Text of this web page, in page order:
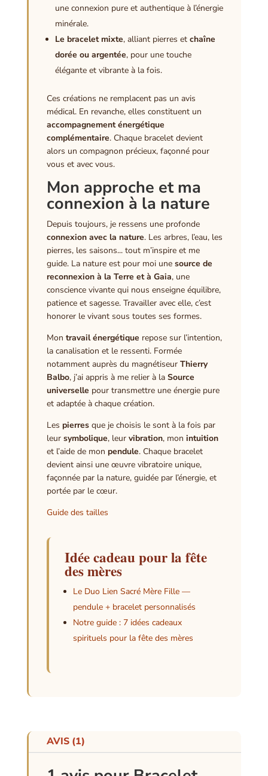
une connexion pure et authentique à l’énergie
minérale.
Le bracelet mixte, alliant pierres et chaîne
dorée ou argentée, pour une touche
élégante et vibrante à la fois.
Ces créations ne remplacent pas un avis
médical. En revanche, elles constituent un
accompagnement énergétique
complémentaire. Chaque bracelet devient
alors un compagnon précieux, façonné pour
vous et avec vous.
Mon approche et ma
connexion à la nature
Depuis toujours, je ressens une profonde
connexion avec la nature. Les arbres, l’eau, les
pierres, les saisons... tout m’inspire et me
guide. La nature est pour moi une source de
reconnexion à la Terre et à Gaia, une
conscience vivante qui nous enseigne équilibre,
patience et sagesse. Travailler avec elle, c’est
honorer le vivant sous toutes ses formes.
Mon travail énergétique repose sur l’intention,
la canalisation et le ressenti. Formée
notamment auprès du magnétiseur Thierry
Balbo, j’ai appris à me relier à la Source
universelle pour transmettre une énergie pure
et adaptée à chaque création.
Les pierresque je choisis le sont à la fois par
leur symbolique, leur vibration, mon intuition
et l’aide de mon pendule. Chaque bracelet
devient ainsi une œuvre vibratoire unique,
façonnée par la nature, guidée par l’énergie, et
portée par le cœur.
Guide des tailles
Idée cadeau pour la fête
des mères
Le Duo Lien Sacré Mère Fille —
pendule + bracelet personnalisés
Notre guide : 7 idées cadeaux
spirituels pour la fête des mères
AVIS (1)